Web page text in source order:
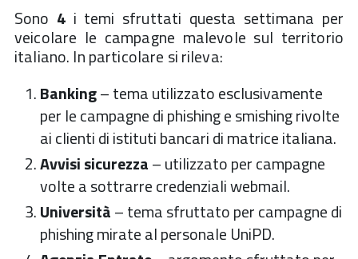
Sono 4 i temi sfruttati questa settimana per
veicolare le campagne malevole sul territorio
italiano. In particolare si rileva:
Banking– tema utilizzato esclusivamente
per le campagne di phishing e smishing rivolte
ai clienti di istituti bancari di matrice italiana.
Avvisi sicurezza– utilizzato per campagne
volte a sottrarre credenziali webmail.
Università– tema sfruttato per campagne di
phishing mirate al personale UniPD.